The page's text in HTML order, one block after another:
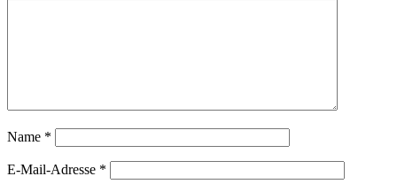
Name *
E-Mail-Adresse *